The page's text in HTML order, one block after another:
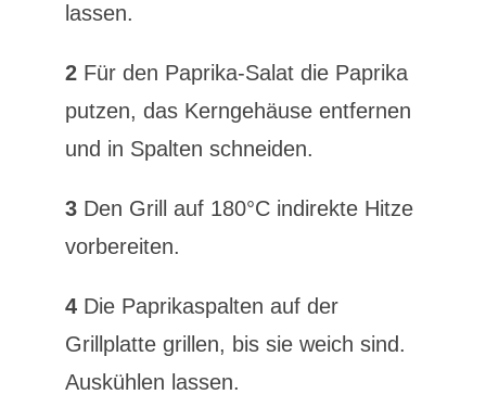
lassen.
2Für den Paprika-Salat die Paprika
putzen, das Kerngehäuse entfernen
und in Spalten schneiden.
3Den Grill auf 180°C indirekte Hitze
vorbereiten.
4Die Paprikaspalten auf der
Grillplatte grillen, bis sie weich sind.
Auskühlen lassen.